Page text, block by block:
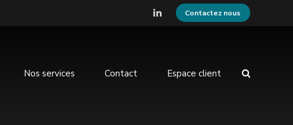
Contactez nous
Nos services Contact Espace client